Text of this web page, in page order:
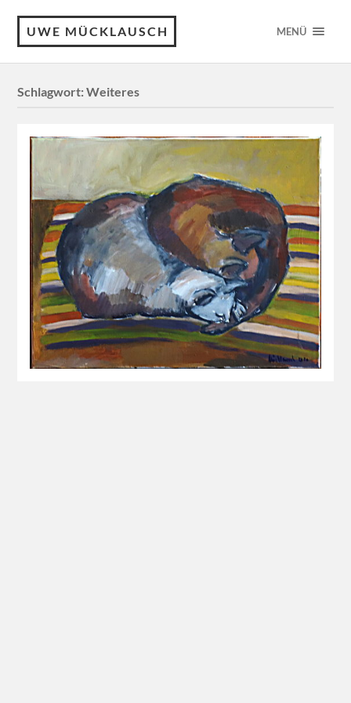
UWE MÜCKLAUSCH MENÜ
Schlagwort:Weiteres